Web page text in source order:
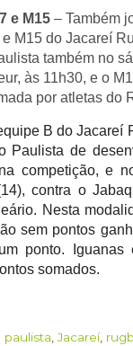
e M15 – Também
M15 do Jacareí
também no
às 11h30, e o
por atletas do
B do Jacareí
Paulista de
competição, e
contra o
Nesta
sem pontos
ponto. Iguanas
somados.
,Jacareí,